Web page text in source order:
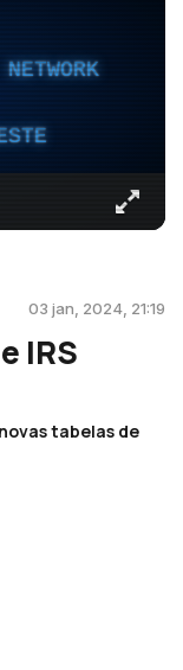
03 jan, 2024, 21:19
IRS
tabelas de